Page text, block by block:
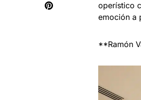
operístico
emoción a
**Ramón